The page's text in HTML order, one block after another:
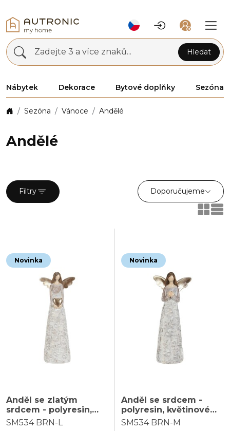
Zadejte 3 a více znaků... Hledat
Nábytek Dekorace Bytové doplňky Sezóna
Sezóna Vánoce Andělé
Andělé
Filtry Doporučujeme
Novinka
Anděl se zlatým
srdcem - polyresin,
květinové šaty, vel. L,
SM534 BRN-L
Novinka
Anděl se srdcem -
polyresin, květinové
šaty, vel. M, sv. hnědý
SM534 BRN-M